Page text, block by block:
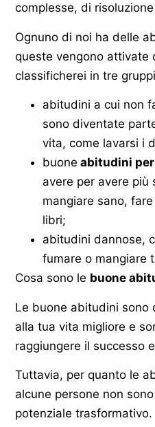
complesse, di
Ognuno di noi ha delle
queste vengono attivate
classificherei in tre
abitudini a cui non
sono diventate
vita, come lavarsi i
buone abitudini
avere per avere più
mangiare sano,
libri;
abitudini dannose,
fumare o mangiare
Cosa sono le buone
Le buone abitudini sono
alla tua vita migliore e
raggiungere il successo
Tuttavia, per quanto le
alcune persone non
potenziale trasformativo.